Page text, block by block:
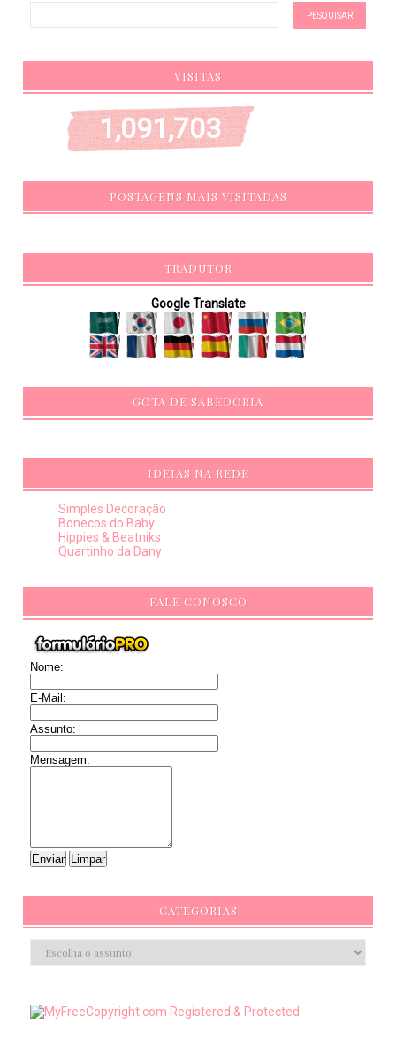
VISITAS
1,091,703
POSTAGENS MAIS VISITADAS
TRADUTOR
Google Translate
GOTA DE SABEDORIA
IDEIAS NA REDE
Simples Decoração
Bonecos do Baby
Hippies & Beatniks
Quartinho da Dany
FALE CONOSCO
Nome:
E-Mail:
Assunto:
Mensagem:
CATEGORIAS